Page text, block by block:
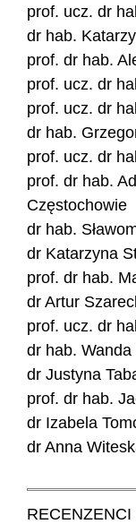
prof. ucz. dr
dr hab.
prof. dr hab.
prof. ucz. dr
prof. ucz. dr
dr hab.
prof. ucz. dr
prof. dr hab.
Częstochowie
dr hab.
dr Katarzyna
prof. dr hab.
dr Artur
prof. ucz. dr
dr hab.
dr Justyna
prof. dr hab.
dr Izabela
dr Anna